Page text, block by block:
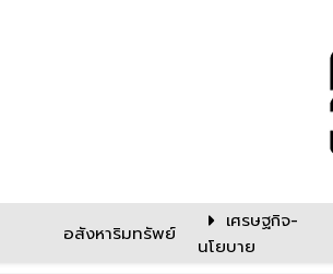
อสังหาริมทรัพย์
เศรษฐกิจ-
นโยบาย